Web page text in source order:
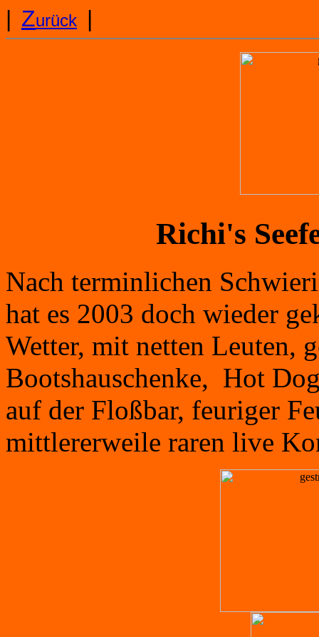
| Zurück |
Richi's
Nach terminlichen
hat es 2003 doch wieder
Wetter, mit netten Leuten,
Bootshauschenke, Hot
auf der Floßbar, feuriger
mittlererweile raren live